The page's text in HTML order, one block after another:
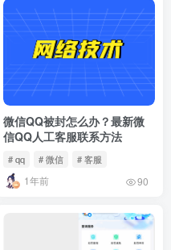
微信QQ被封怎么办？最新微
信QQ人工客服联系方法
# qq # 微信 # 客服
1年前 90